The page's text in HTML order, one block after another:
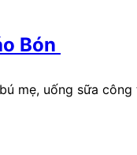
Bón
mẹ, uống sữa